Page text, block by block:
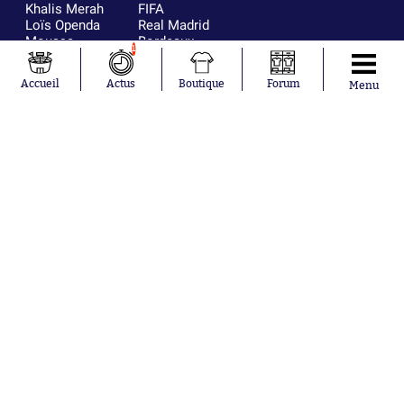
Khalis Merah
Loïs Openda
Moussa
Niakhaté
Nicolás
Tagliafico
FIFA
Real Madrid
Bordeaux
Paris Saint-
Accueil
1
Actus Boutique Forum Menu